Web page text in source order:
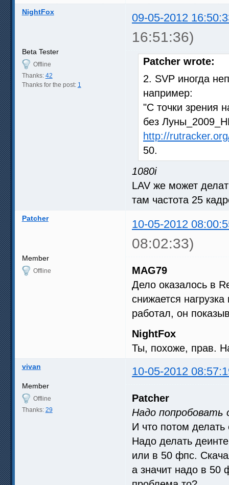
NightFox 09-05-2012
16:51:36)
Beta Tester
Offline
Thanks: 42
Thanks for the post: 1
Patcher wrote:
2. SVP иногда
например:
"С точки зрения
без
http://
50.
1080i
LAV же может
там частота 25
Patcher 10-05-2012
08:02:33)
Member
Offline
MAG79
Дело оказалось в
снижается
работал, он
NightFox
Ты, похоже, прав.
vivan 10-05-2012
Member
Offline
Thanks: 29
Patcher
Надо попробовать
И что потом
Надо делать
или в 50 фпс.
а значит надо в 50